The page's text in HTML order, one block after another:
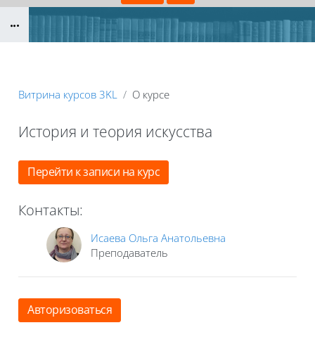
Витрина курсов 3KL О курсе
История и теория искусства
Блоки
Перейти к записи на курс
Контакты:
Исаева Ольга Анатольевна
Преподаватель
Авторизоваться